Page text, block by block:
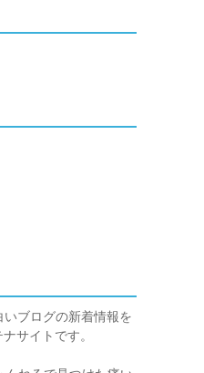
いブログの新着情報を
サイトです。